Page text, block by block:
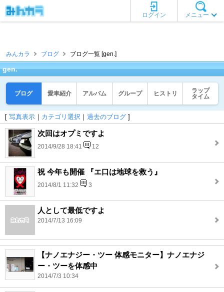
メニュー
ログイン
みんカラ ブログ ブログ一覧 [gen.]
gen.
ブログ 愛車紹介 アルバム グループ ヒストリ
ラップ
タイム
[ 写真表示 ｜ カテゴリ選択 ｜ 過去のブログ ]
次回はオプミですよ
2014/9/28 18:41 12
祝 今年も開催 『エ口は地球を救う』
2014/8/1 11:32 3
人として最低ですよ
2014/7/13 16:09
【ナノエナジー・ツー 体感モニター】ナノエナジ
ー・ツーを体感中
2014/7/3 10:34